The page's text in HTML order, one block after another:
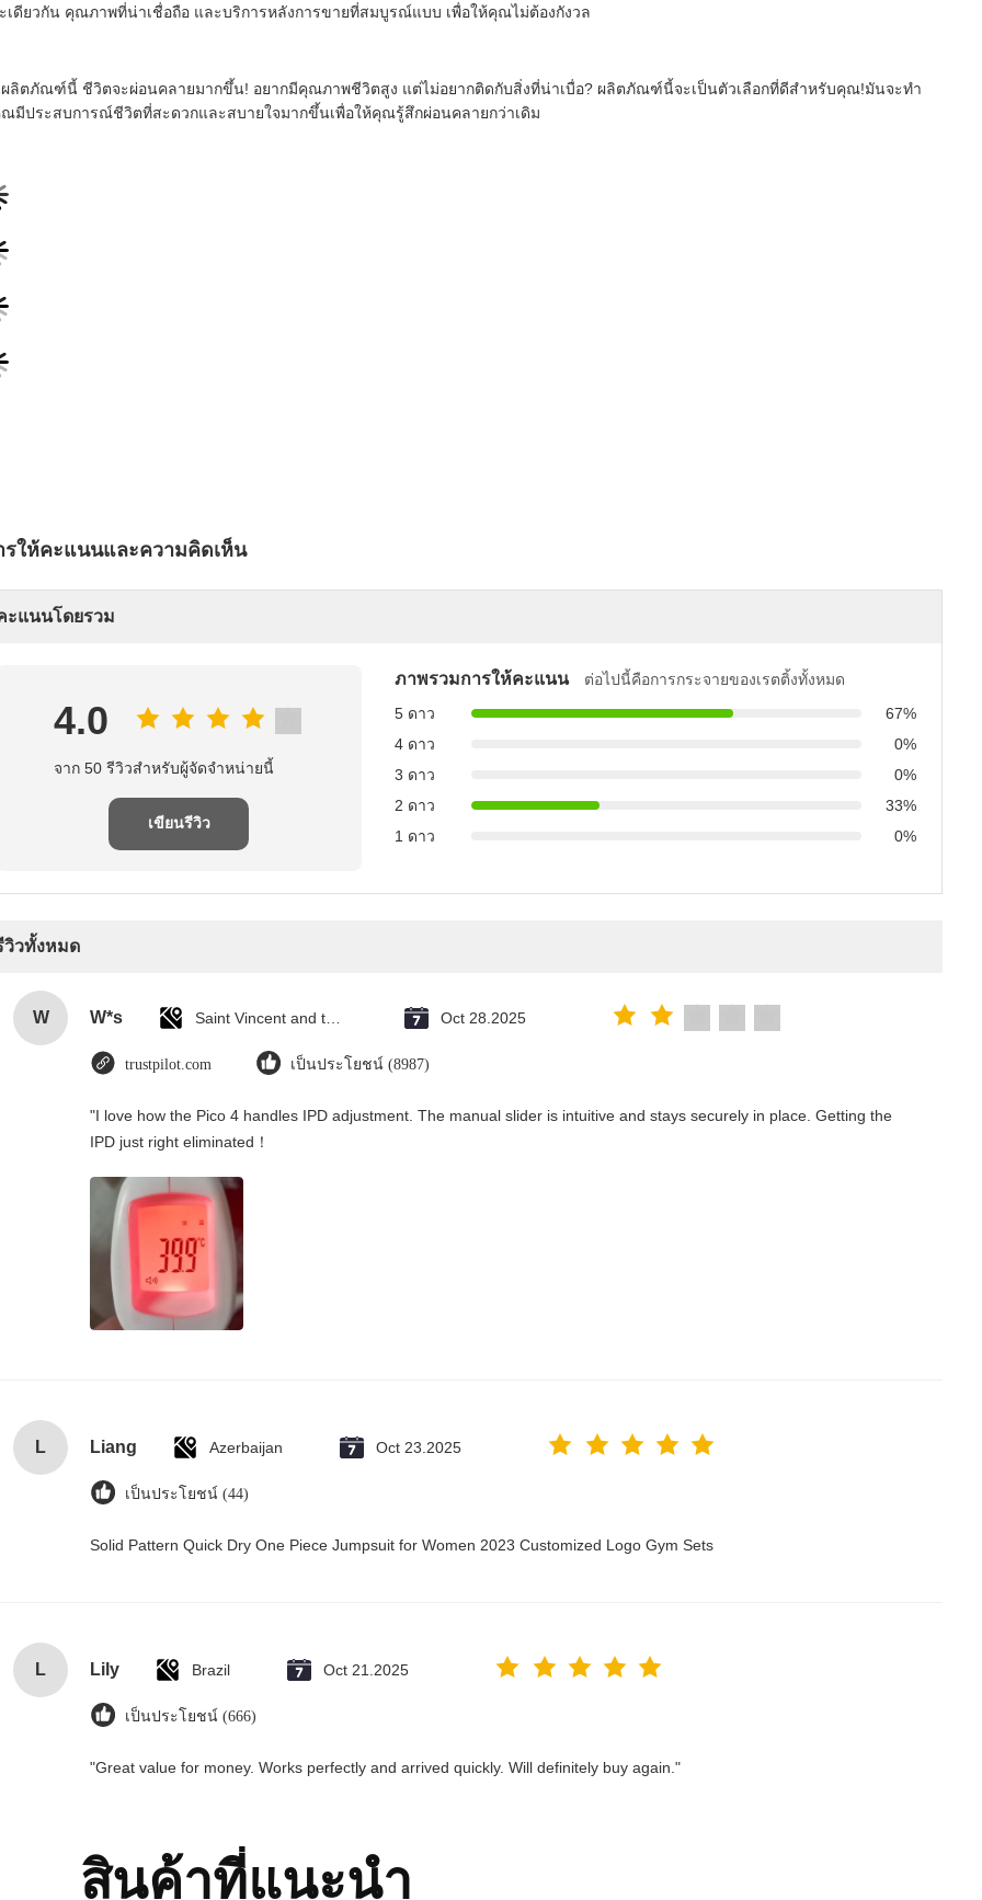
ดียวกัน คุณภาพที่น่าเชื่อถือ และบริการหลังการขายที่สมบูรณ์แบบ เพื่อให้คุณไม่ต้องกังวล
ลิตภัณฑ์นี้ ชีวิตจะผ่อนคลายมากขึ้น! อยากมีคุณภาพชีวิตสูง แต่ไม่อยากติดกับสิ่งที่น่าเบื่อ? ผลิตภัณฑ์นี้จะเป็นตัวเลือกที่ดีสําหรับคุณ!มันจะทํา
มีประสบการณ์ชีวิตที่สะดวกและสบายใจมากขึ้นเพื่อให้คุณรู้สึกผ่อนคลายกว่าเดิม
รให้คะแนนและความคิดเห็น
ะแนนโดยรวม
4.0
จาก 50 รีวิวสําหรับผู้จัดจําหน่ายนี้
เขียนรีวิว
ภาพรวมการให้คะแนน
ต่อไปนี้คือการกระจายของเรตติ้งทั้งหมด
5 ดาว
67%
4 ดาว
0%
3 ดาว
0%
2 ดาว
33%
1 ดาว
0%
วิวทั้งหมด
W W*s Oct 28.2025
trustpilot.com เป็นประโยชน์ (8987)
"I love how the Pico 4 handles IPD adjustment. The manual slider is intuitive and stays securely in place. Getting the
IPD just right eliminated！
L Liang Azerbaijan Oct 23.2025
เป็นประโยชน์ (44)
Solid Pattern Quick Dry One Piece Jumpsuit for Women 2023 Customized Logo Gym Sets
L Lily Brazil Oct 21.2025
เป็นประโยชน์ (666)
"Great value for money. Works perfectly and arrived quickly. Will definitely buy again."
สินค้าที่แนะนํา